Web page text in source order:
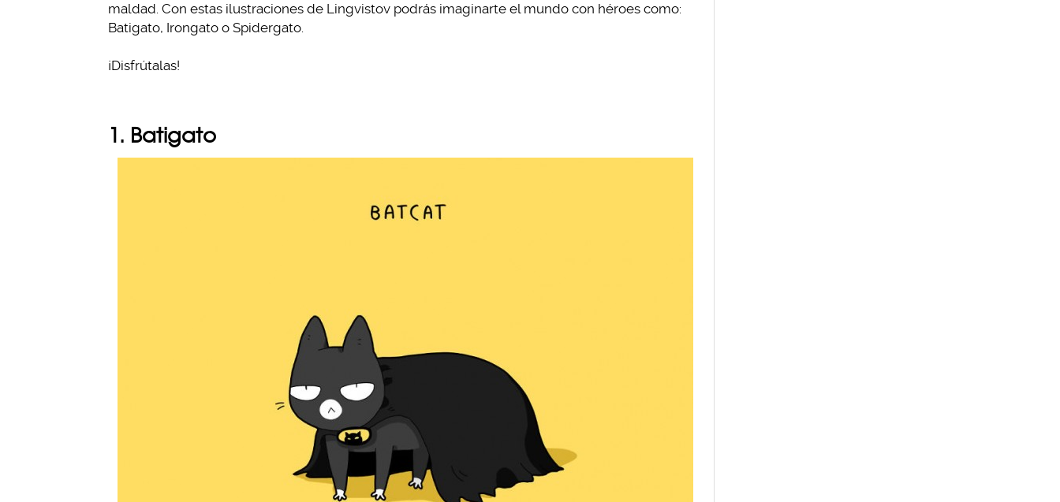
maldad. Con estas ilustraciones de Lingvistov podrás imaginarte el mundo con héroes como:
Batigato, Irongato o Spidergato.
¡Disfrútalas!
1. Batigato